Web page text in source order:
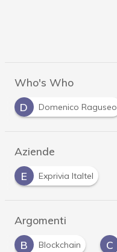
Who's Who
D
Domenico Raguseo
Aziende
E
Exprivia Italtel
Argomenti
C
Cyber security